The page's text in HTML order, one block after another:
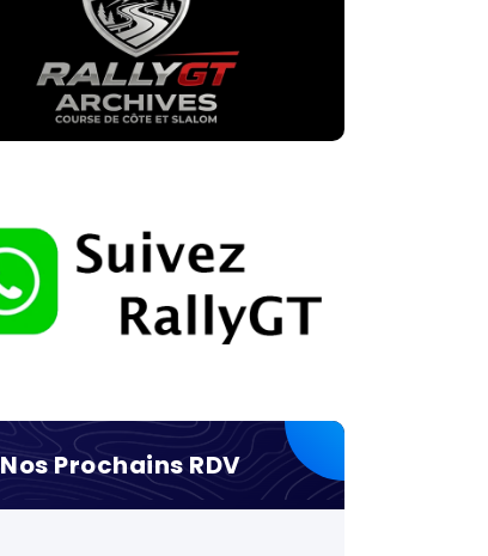
Nos Prochains RDV